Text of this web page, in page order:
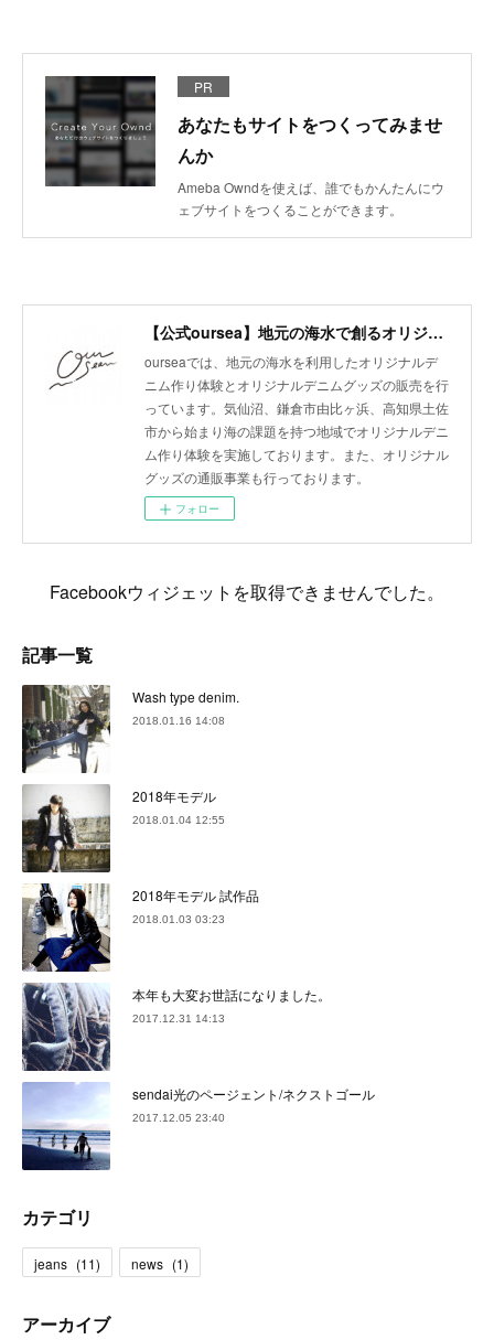
PR
あなたもサイトをつくってみませ
んか
Ameba Owndを使えば、誰でもかんたんにウ
ェブサイトをつくることができます。
【公式oursea】地元の海水で創るオリジナルデニム
ourseaでは、地元の海水を利用したオリジナルデ
ニム作り体験とオリジナルデニムグッズの販売を行
っています。気仙沼、鎌倉市由比ヶ浜、高知県土佐
市から始まり海の課題を持つ地域でオリジナルデニ
ム作り体験を実施しております。また、オリジナル
グッズの通販事業も行っております。
フォロー
Facebookウィジェットを取得できませんでした。
記事一覧
Wash type denim.
2018.01.16 14:08
2018年モデル
2018.01.04 12:55
2018年モデル 試作品
2018.01.03 03:23
本年も大変お世話になりました。
2017.12.31 14:13
sendai光のページェント/ネクストゴール
2017.12.05 23:40
カテゴリ
jeans (11) news (1)
アーカイブ